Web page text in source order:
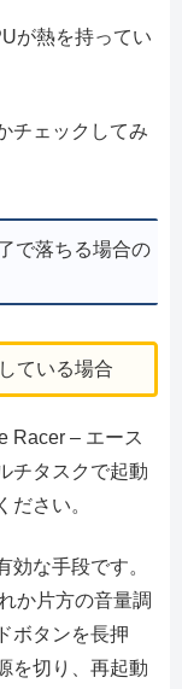
が熱を持ってい
チェックしてみ
で落ちる場合の
ている場合
Racer – エース
チタスクで起動
ださい。
効な手段です。
か片方の音量調
ボタンを長押
を切り、再起動